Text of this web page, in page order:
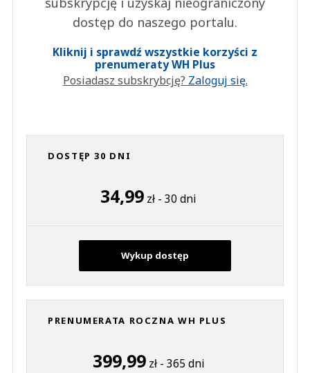
dostęp do naszego portalu.
Kliknij i sprawdź wszystkie korzyści z
prenumeraty WH Plus
Posiadasz subskrybcję? Zaloguj się.
DOSTĘP 30 DNI
34,99 zł - 30 dni
Wykup dostęp
PRENUMERATA ROCZNA WH PLUS
399,99zł - 365 dni